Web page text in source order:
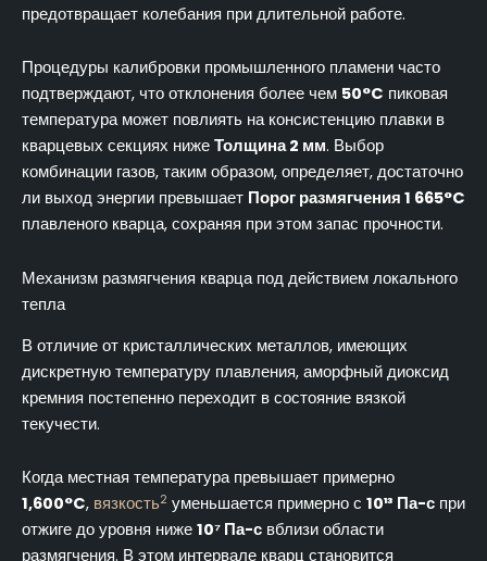
предотвращает колебания при длительной работе.
Процедуры калибровки промышленного пламени часто
подтверждают, что отклонения более чем 50°C пиковая
температура может повлиять на консистенцию плавки в
кварцевых секциях ниже Толщина 2 мм. Выбор
комбинации газов, таким образом, определяет, достаточно
ли выход энергии превышает Порог размягчения 1 665°C
плавленого кварца, сохраняя при этом запас прочности.
Механизм размягчения кварца под действием локального
тепла
В отличие от кристаллических металлов, имеющих
дискретную температуру плавления, аморфный диоксид
кремния постепенно переходит в состояние вязкой
текучести.
Когда местная температура превышает примерно
1,600°C, вязкость2 уменьшается примерно с 10¹³ Па-с при
отжиге до уровня ниже 10⁷ Па-с вблизи области
размягчения. В этом интервале кварц становится